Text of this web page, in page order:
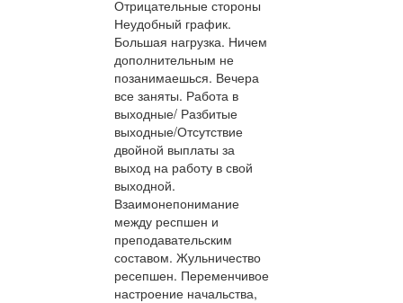
Отрицательные стороны
Неудобный график.
Большая нагрузка. Ничем
дополнительным не
позанимаешься. Вечера
все заняты. Работа в
выходные/ Разбитые
выходные/Отсутствие
двойной выплаты за
выход на работу в свой
выходной.
Взаимонепонимание
между респшен и
преподавательским
составом. Жульничество
ресепшен. Переменчивое
настроение начальства,